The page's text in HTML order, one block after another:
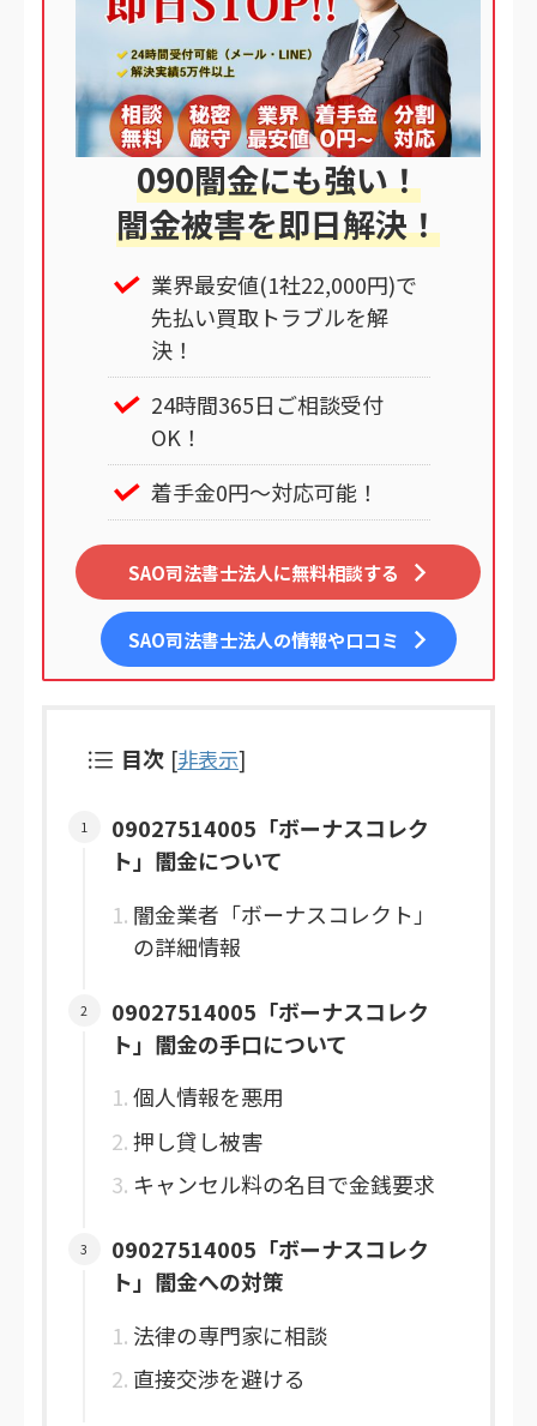
090闇金にも強い！
闇金被害を即日解決！
業界最安値(1社22,000円)で
先払い買取トラブルを解
決！
24時間365日ご相談受付
OK！
着手金0円～対応可能！
SAO司法書士法人に無料相談する
SAO司法書士法人の情報や口コミ
目次 [非表示]
09027514005「ボーナスコレク
ト」闇金について
闇金業者「ボーナスコレクト」
の詳細情報
09027514005「ボーナスコレク
ト」闇金の手口について
個人情報を悪用
押し貸し被害
キャンセル料の名目で金銭要求
09027514005「ボーナスコレク
ト」闇金への対策
法律の専門家に相談
直接交渉を避ける